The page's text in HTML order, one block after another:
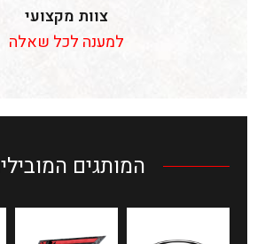
צוות מקצועי
למענה לכל שאלה
המותגים